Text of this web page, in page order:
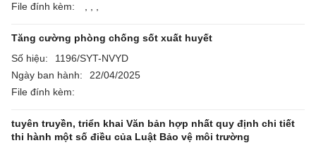
File đính kèm:
Tăng cường phòng chống sốt xuất huyết
Số hiệu:
1196/SYT-NVYD
Ngày ban hành:
22/04/2025
File đính kèm:
tuyên truyền, triển khai Văn bản hợp nhất quy định chi tiết
thi hành một số điều của Luật Bảo vệ môi trường